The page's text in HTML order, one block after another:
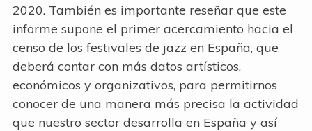
2020. También es importante reseñar que este
informe supone el primer acercamiento hacia el
censo de los festivales de jazz en España, que
deberá contar con más datos artísticos,
económicos y organizativos, para permitirnos
conocer de una manera más precisa la actividad
que nuestro sector desarrolla en España y así